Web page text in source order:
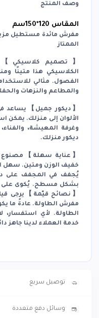
وصف المنتج
المقاس 120*150سم
مفرش مائدة مستطيل
الممتاز
【تصميم كلاسيكي
الكلاسيكي هذا متينًا
الفصول. مثالي
والمطاعم والنزهات
【ديكور جميل】يساعد
الألوان إلى منزلك. يمكن
وغرفة المعيشة،
ديكور منزلك.
【عناية سهلة】مصنوع
خفيف الوزن ومتين. سهل
يُجفف في المجفف على
بشكل مسطح. يُكوى على
【نصائح قيّمة】يرجى
مفرش الطاولة. عادةً ما
الطاولة. لأي استفسار،
خدمة العملاء لدينا جاهز
توصيل سريع
وسائل دفع متعددة